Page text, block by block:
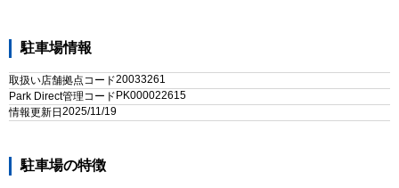
駐車場情報
取扱い店舗拠点コード20033261
Park Direct管理コードPK000022615
情報更新日2025/11/19
駐車場の特徴